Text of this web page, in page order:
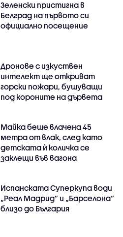
Зеленски пристигна в
Белград на първото си
официално посещение
Дронове с изкуствен
интелект ще откриват
горски пожари, бушуващи
под короните на дървета
Майка беше влачена 45
метра от влак, след като
детската ѝ количка се
заклещи във вагона
Испанската Суперкупа води
„Реал Мадрид“ и „Барселона“
близо до България